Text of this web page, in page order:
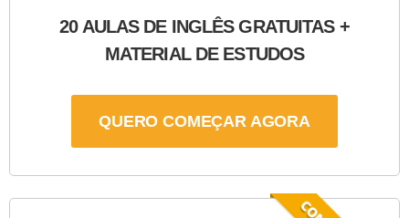
20 AULAS DE INGLÊS GRATUITAS +
MATERIAL DE ESTUDOS
QUERO COMEÇAR AGORA